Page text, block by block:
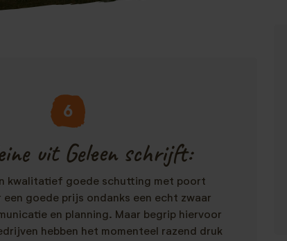
6
uit Geleen schrijft:
kwalitatief goede schutting met poort
goede prijs ondanks een echt zwaar
en planning. Maar begrip hiervoor
hebben het momenteel razend druk